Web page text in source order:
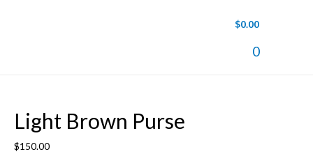
$0.00
0
Light Brown Purse
$150.00